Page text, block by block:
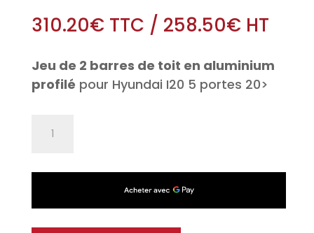
310.20€TTC / 258.50€HT
Jeu de 2 barres de toit en aluminium
profilé pour Hyundai I20 5 portes 20>